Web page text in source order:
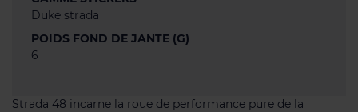
Duke strada
POIDS FOND DE JANTE (G)
6
Strada 48 incarne la roue de performance pure de la